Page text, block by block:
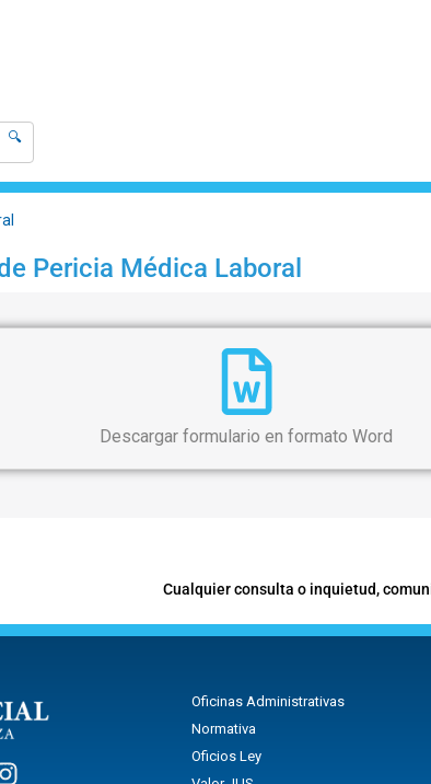
🔍
Pericia Médica Laboral
Descargar formulario en formato Word
Cualquier consulta o inquietud,
Oficinas Administrativas
Normativa
Oficios Ley